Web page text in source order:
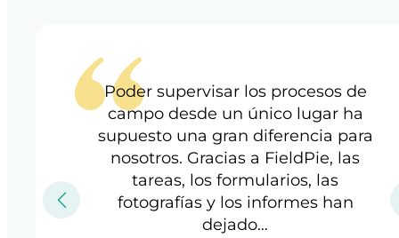
Poder supervisar los procesos de
campo desde un único lugar ha
supuesto una gran diferencia para
nosotros. Gracias a FieldPie, las
tareas, los formularios, las
fotografías y los informes han
dejado…